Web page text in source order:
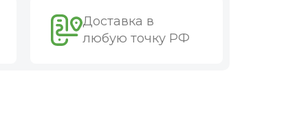
Доставка в
любую точку РФ